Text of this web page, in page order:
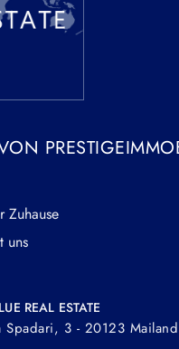
Zuhause
uns
REAL ESTATE
Spadari, 3 - 20123 Mailand